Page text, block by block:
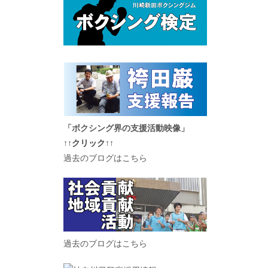
「ボクシング界の支援活動映像」
↑↑クリック↑↑
過去のブログはこちら
過去のブログはこちら